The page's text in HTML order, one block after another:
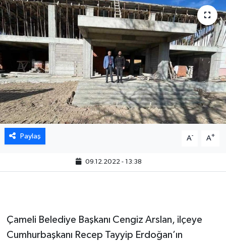
Paylaş A- A+
09.12.2022 - 13:38
Çameli Belediye Başkanı Cengiz Arslan, ilçeye
Cumhurbaşkanı Recep Tayyip Erdoğan’ın